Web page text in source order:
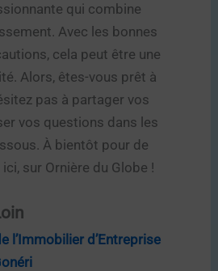
qui combine
Avec les bonnes
cela peut être une
Alors, êtes-vous prêt à
pas à partager vos
vos questions dans les
À bientôt pour de
sur Ornière du Globe !
l’Immobilier d’Entreprise